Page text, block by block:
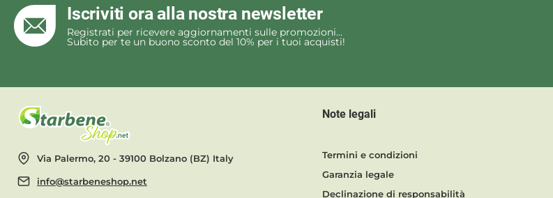
Iscriviti ora alla nostra newsletter
Registrati per ricevere aggiornamenti sulle promozioni…
Subito per te un buono sconto del 10% per i tuoi acquisti!
Via Palermo, 20 - 39100 Bolzano (BZ) Italy
info@starbeneshop.net
Note legali
Termini e condizioni
Garanzia legale
Declinazione di responsabilità